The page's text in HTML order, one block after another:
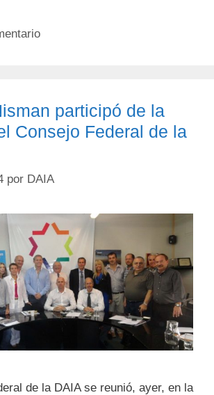
participó de la
Consejo Federal de la
por DAIA
de la DAIA se reunió, ayer, en la